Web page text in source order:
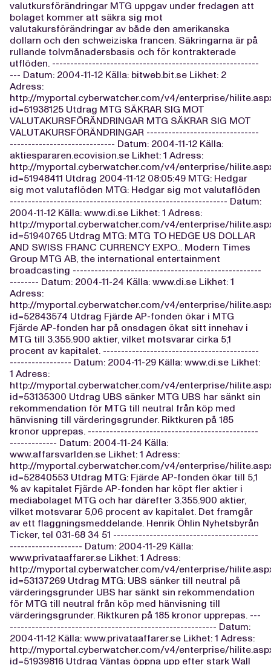
valutkursförändringar MTG uppgav under fredagen att
bolaget kommer att säkra sig mot
valutakursförändringar av både den amerikanska
dollarn och den schweiziska francen. Säkringarna är på
rullande tolvmånadersbasis och för kontrakterade
utflöden. ---------------------------------------------------------
--- Datum: 2004-11-12 Källa: bitweb.bit.se Likhet: 2
Adress:
http://myportal.cyberwatcher.com/v4/enterprise/
id=51938125 Utdrag MTG SÄKRAR SIG MOT
VALUTAKURSFÖRÄNDRINGAR MTG SÄKRAR SIG MOT
VALUTAKURSFÖRÄNDRINGAR -------------------------------
----------------------------- Datum: 2004-11-12 Källa:
aktiespararen.ecovision.se Likhet: 1 Adress:
http://myportal.cyberwatcher.com/v4/enterprise/
id=51948411 Utdrag 2004-11-12 08:05:49 MTG: Hedgar
sig mot valutaflöden MTG: Hedgar sig mot valutaflöden
------------------------------------------------------------ Datum:
2004-11-12 Källa: www.di.se Likhet: 1 Adress:
http://myportal.cyberwatcher.com/v4/enterprise/
id=51940765 Utdrag MTG: MTG TO HEDGE US DOLLAR
AND SWISS FRANC CURRENCY EXPO... Modern Times
Group MTG AB, the international entertainment
broadcasting ----------------------------------------------------
-------- Datum: 2004-11-24 Källa: www.di.se Likhet: 1
Adress:
http://myportal.cyberwatcher.com/v4/enterprise/
id=52843574 Utdrag Fjärde AP-fonden ökar i MTG
Fjärde AP-fonden har på onsdagen ökat sitt innehav i
MTG till 3.355.900 aktier, vilket motsvarar cirka 5,1
procent av kapitalet. -------------------------------------------
----------------- Datum: 2004-11-29 Källa: www.di.se Likhet:
1 Adress:
http://myportal.cyberwatcher.com/v4/enterprise/
id=53135300 Utdrag UBS sänker MTG UBS har sänkt sin
rekommendation för MTG till neutral från köp med
hänvisning till värderingsgrunder. Riktkuren på 185
kronor upprepas. -----------------------------------------------
------------- Datum: 2004-11-24 Källa:
www.affarsvarlden.se Likhet: 1 Adress:
http://myportal.cyberwatcher.com/v4/enterprise/
id=52840553 Utdrag MTG: Fjärde AP-fonden ökar till 5,1
% av kapitalet Fjärde AP-fonden har köpt fler aktier i
mediabolaget MTG och har därefter 3.355.900 aktier,
vilket motsvarar 5,06 procent av kapitalet. Det framgår
av ett flaggningsmeddelande. Henrik Öhlin Nyhetsbyrån
Ticker, tel 031-68 34 51 ----------------------------------------
-------------------- Datum: 2004-11-29 Källa:
www.privataaffarer.se Likhet: 1 Adress:
http://myportal.cyberwatcher.com/v4/enterprise/
id=53137269 Utdrag MTG: UBS sänker till neutral på
värderingsgrunder UBS har sänkt sin rekommendation
för MTG till neutral från köp med hänvisning till
värderingsgrunder. Riktkuren på 185 kronor upprepas. ---
--------------------------------------------------------- Datum:
2004-11-12 Källa: www.privataaffarer.se Likhet: 1 Adress:
http://myportal.cyberwatcher.com/v4/enterprise/
id=51939816 Utdrag Väntas öppna upp efter stark Wall